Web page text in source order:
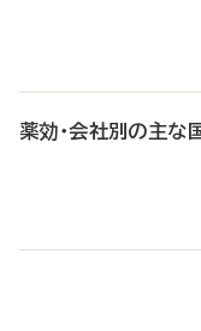
薬効・会社別の主な